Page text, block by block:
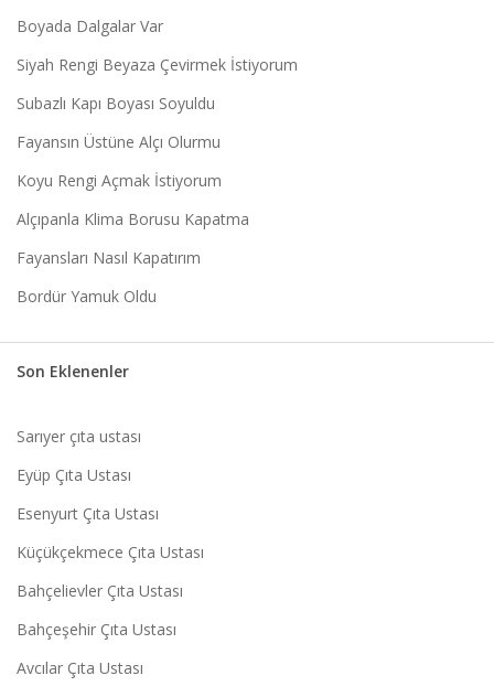
Boyada Dalgalar Var
Siyah Rengi Beyaza Çevirmek İstiyorum
Subazlı Kapı Boyası Soyuldu
Fayansın Üstüne Alçı Olurmu
Koyu Rengi Açmak İstiyorum
Alçıpanla Klima Borusu Kapatma
Fayansları Nasıl Kapatırım
Bordür Yamuk Oldu
Son Eklenenler
Sarıyer çıta ustası
Eyüp Çıta Ustası
Esenyurt Çıta Ustası
Küçükçekmece Çıta Ustası
Bahçelievler Çıta Ustası
Bahçeşehir Çıta Ustası
Avcılar Çıta Ustası